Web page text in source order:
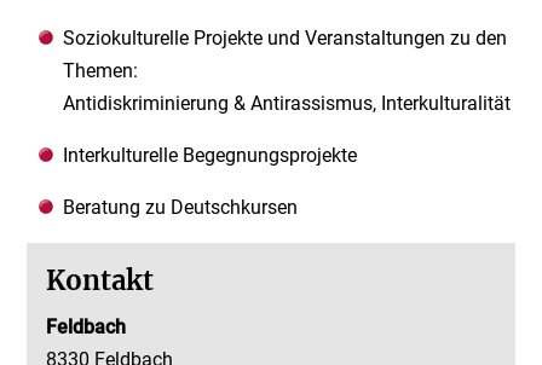
Soziokulturelle Projekte und Veranstaltungen zu den
Themen:
Antidiskriminierung & Antirassismus, Interkulturalität
Interkulturelle Begegnungsprojekte
Beratung zu Deutschkursen
Kontakt
Feldbach
8330 Feldbach